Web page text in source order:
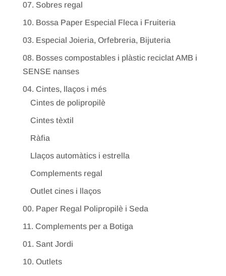
07. Sobres regal
10. Bossa Paper Especial Fleca i Fruiteria
03. Especial Joieria, Orfebreria, Bijuteria
08. Bosses compostables i plàstic reciclat AMB i
SENSE nanses
04. Cintes, llaços i més
Cintes de polipropilè
Cintes tèxtil
Ràfia
Llaços automàtics i estrella
Complements regal
Outlet cines i llaços
00. Paper Regal Polipropilè i Seda
11. Complements per a Botiga
01. Sant Jordi
10. Outlets